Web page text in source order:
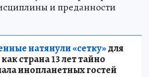
и преданности
натянули «сетку»для
страна 13 лет тайно
инопланетных гостей